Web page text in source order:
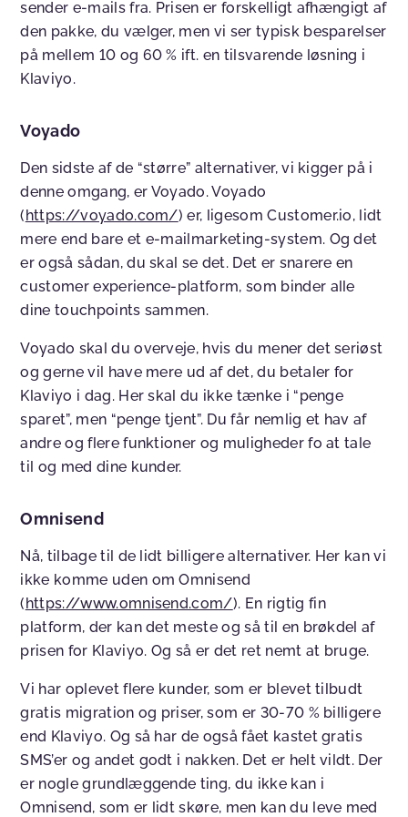
sender e-mails fra. Prisen er forskelligt afhængigt af
den pakke, du vælger, men vi ser typisk besparelser
på mellem 10 og 60 % ift. en tilsvarende løsning i
Klaviyo.
Voyado
Den sidste af de “større” alternativer, vi kigger på i
denne omgang, er Voyado. Voyado
(https://voyado.com/) er, ligesom Customer.io, lidt
mere end bare et e-mailmarketing-system. Og det
er også sådan, du skal se det. Det er snarere en
customer experience-platform, som binder alle
dine touchpoints sammen.
Voyado skal du overveje, hvis du mener det seriøst
og gerne vil have mere ud af det, du betaler for
Klaviyo i dag. Her skal du ikke tænke i “penge
sparet”, men “penge tjent”. Du får nemlig et hav af
andre og flere funktioner og muligheder fo at tale
til og med dine kunder.
Omnisend
Nå, tilbage til de lidt billigere alternativer. Her kan vi
ikke komme uden om Omnisend
(https://www.omnisend.com/). En rigtig fin
platform, der kan det meste og så til en brøkdel af
prisen for Klaviyo. Og så er det ret nemt at bruge.
Vi har oplevet flere kunder, som er blevet tilbudt
gratis migration og priser, som er 30-70 % billigere
end Klaviyo. Og så har de også fået kastet gratis
SMS’er og andet godt i nakken. Det er helt vildt. Der
er nogle grundlæggende ting, du ikke kan i
Omnisend, som er lidt skøre, men kan du leve med